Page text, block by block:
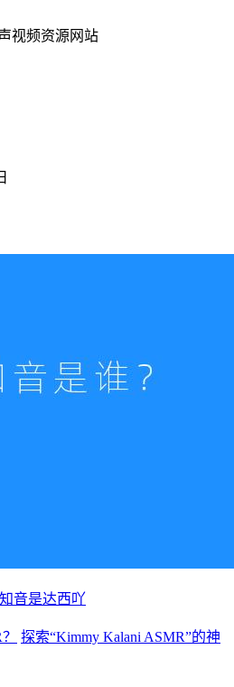
视频资源网站
音是达西吖
探索“Kimmy Kalani ASMR”的神